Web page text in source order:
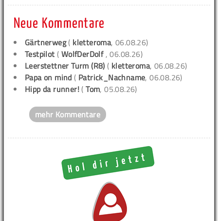
Neue Kommentare
Gärtnerweg( kletteroma, 06.08.26)
Testpilot ( WolfDerDolf , 06.08.26)
Leerstettner Turm (R8) ( kletteroma, 06.08.26)
Papa on mind ( Patrick_Nachname, 06.08.26)
Hipp da runner! (Tom, 05.08.26)
mehr Kommentare